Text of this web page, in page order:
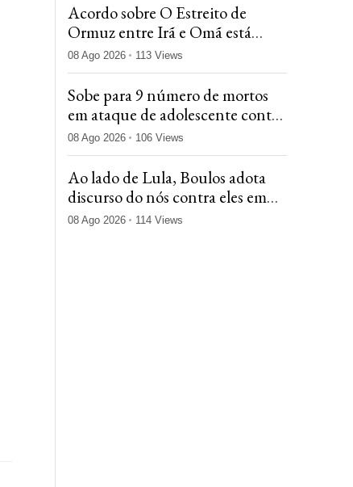
Acordo sobre O Estreito de
Ormuz entre Irã e Omã está
próximo, diz agência iraniana
08 Ago 2026 113 Views
Sobe para 9 número de mortos
em ataque de adolescente contra
escola na Tailândia
08 Ago 2026 106 Views
Ao lado de Lula, Boulos adota
discurso do nós contra eles em
evento do MTST
08 Ago 2026 114 Views